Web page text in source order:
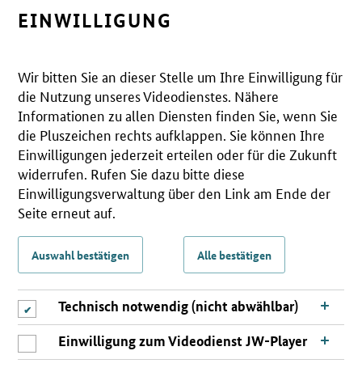
EINWILLIGUNG
Wir bitten Sie an dieser Stelle um Ihre Einwilligung für
die Nutzung unseres Videodienstes. Nähere
Informationen zu allen Diensten finden Sie, wenn Sie
die Pluszeichen rechts aufklappen. Sie können Ihre
Einwilligungen jederzeit erteilen oder für die Zukunft
widerrufen. Rufen Sie dazu bitte diese
Einwilligungsverwaltung über den Link am Ende der
Seite erneut auf.
Auswahl bestätigen Alle bestätigen
Technisch notwendig (nicht abwählbar)
Einwilligung zum Videodienst JW-Player